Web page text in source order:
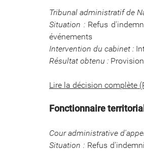
Tribunal administratif de
Situation : Refus
événements
Intervention du cabinet :
Résultat obtenu :
Lire la décision complète
Fonctionnaire
Cour administrative
Situation : Refus